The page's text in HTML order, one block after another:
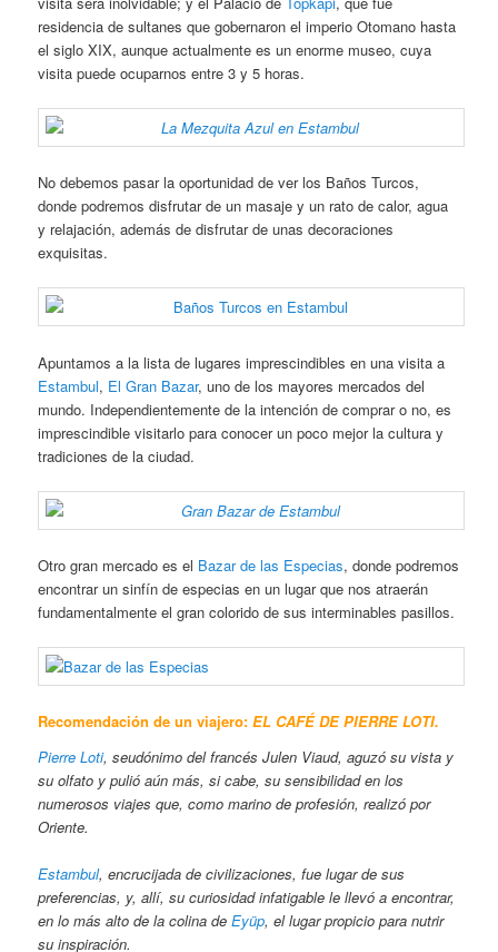
residencia de sultanes que gobernaron el imperio Otomano hasta
el siglo XIX, aunque actualmente es un enorme museo, cuya
visita puede ocuparnos entre 3 y 5 horas.
No debemos pasar la oportunidad de ver los Baños Turcos,
donde podremos disfrutar de un masaje y un rato de calor, agua
y relajación, además de disfrutar de unas decoraciones
exquisitas.
Apuntamos a la lista de lugares imprescindibles en una visita a
Estambul, El Gran Bazar, uno de los mayores mercados del
mundo. Independientemente de la intención de comprar o no, es
imprescindible visitarlo para conocer un poco mejor la cultura y
tradiciones de la ciudad.
Otro gran mercado es el Bazar de las Especias, donde podremos
encontrar un sinfín de especias en un lugar que nos atraerán
fundamentalmente el gran colorido de sus interminables pasillos.
Recomendación de un viajero:EL CAFÉ DE PIERRE LOTI.
Pierre Loti, seudónimo del francés Julen Viaud, aguzó su vista y
su olfato y pulió aún más, si cabe, su sensibilidad en los
numerosos viajes que, como marino de profesión, realizó por
Oriente.
Estambul, encrucijada de civilizaciones, fue lugar de sus
preferencias, y, allí, su curiosidad infatigable le llevó a encontrar,
en lo más alto de la colina deEyüp, el lugar propicio para nutrir
su inspiración.